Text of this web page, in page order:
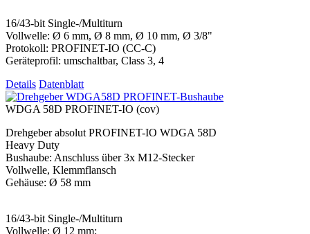
16/43-bit Single-/Multiturn
Vollwelle: Ø 6 mm, Ø 8 mm, Ø 10 mm, Ø 3/8"
Protokoll: PROFINET-IO (CC-C)
Geräteprofil: umschaltbar, Class 3, 4
Details Datenblatt
WDGA 58D PROFINET-IO (cov)
Drehgeber absolut PROFINET-IO WDGA 58D
Heavy Duty
Bushaube: Anschluss über 3x M12-Stecker
Vollwelle, Klemmflansch
Gehäuse: Ø 58 mm
16/43-bit Single-/Multiturn
Vollwelle: Ø 12 mm;